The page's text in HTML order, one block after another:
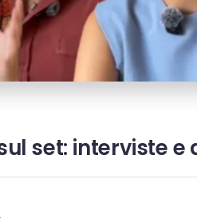
set: interviste e